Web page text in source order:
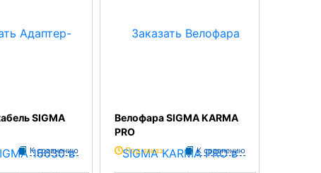
SIGMA
К сравнению
Велофара SIGMA KARMA
PRO
Под заказ К сравнению